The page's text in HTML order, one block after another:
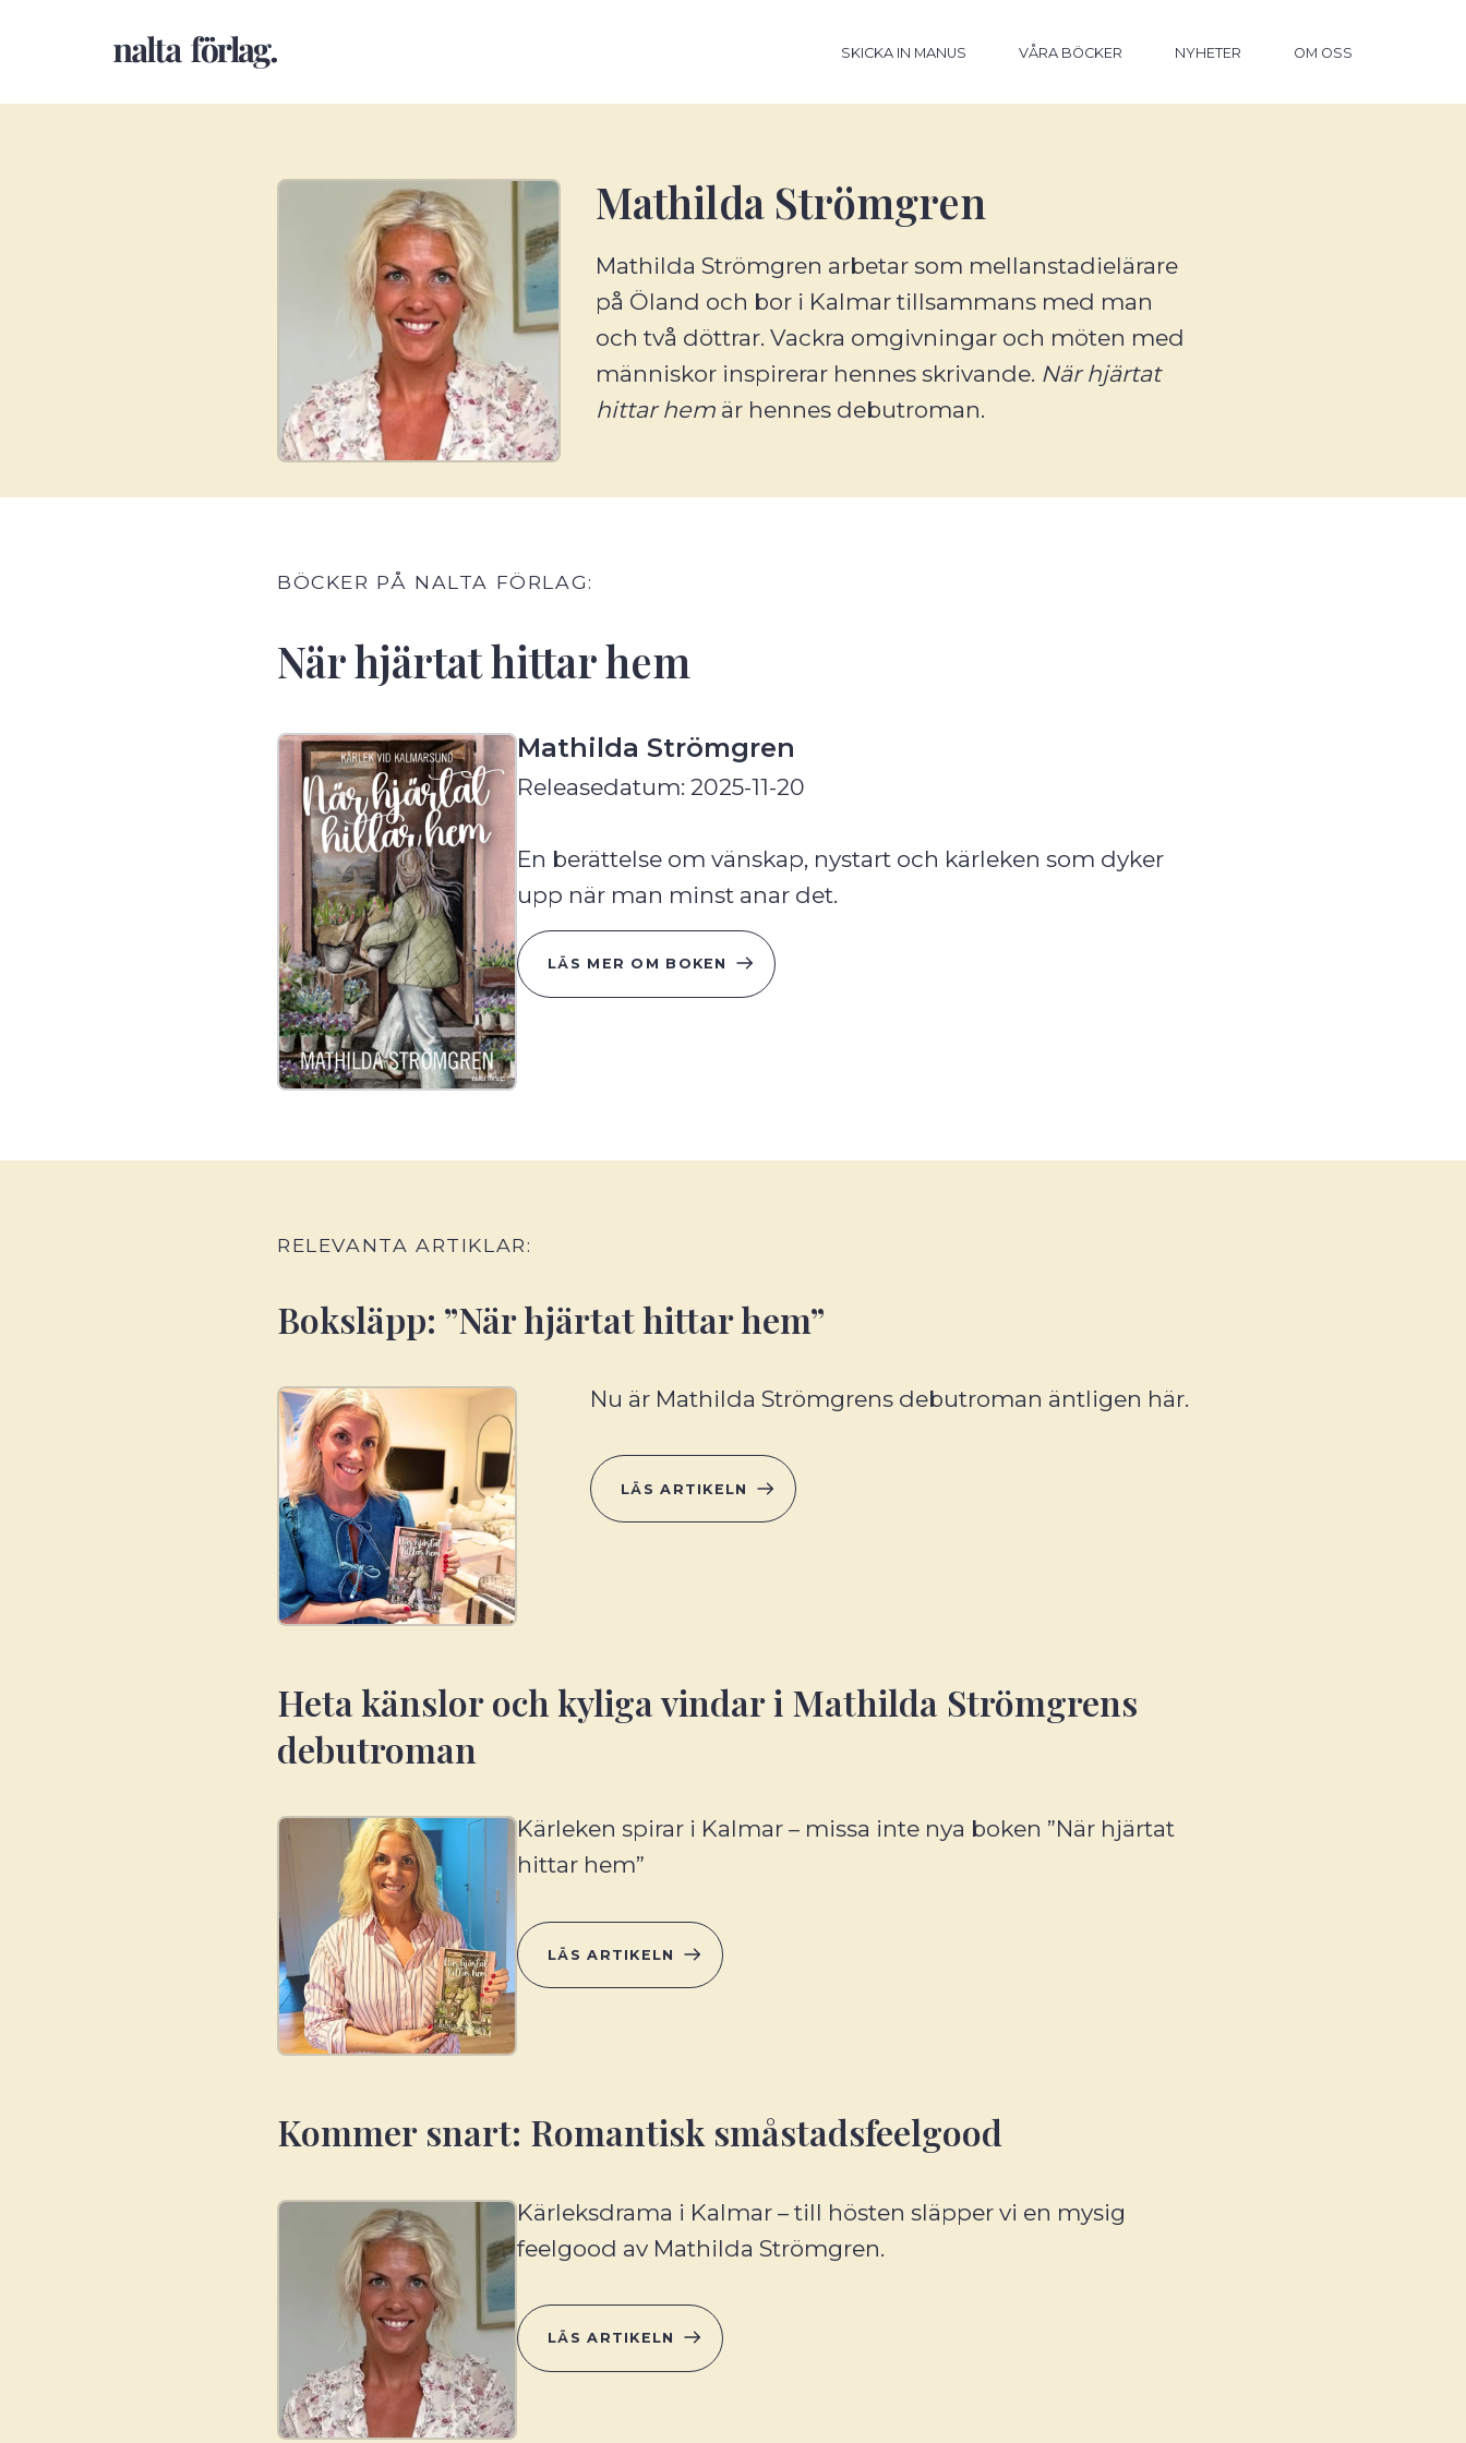
SKICKA IN MANUS VÅRA BÖCKER NYHETER OM OSS
Mathilda Strömgren
Mathilda Strömgren arbetar som mellanstadielärare
på Öland och bor i Kalmar tillsammans med man
och två döttrar. Vackra omgivningar och möten med
människor inspirerar hennes skrivande. När hjärtat
hittar hem är hennes debutroman.
BÖCKER PÅ NALTA FÖRLAG:
När hjärtat hittar hem
Mathilda Strömgren
Releasedatum: 2025-11-20
En berättelse om vänskap, nystart och kärleken som dyker
upp när man minst anar det.
LÄS MER OM BOKEN
RELEVANTA ARTIKLAR:
Boksläpp: ”När hjärtat hittar hem”
Nu är Mathilda Strömgrens debutroman äntligen här.
LÄS ARTIKELN
Heta känslor och kyliga vindar i Mathilda Strömgrens
debutroman
Kärleken spirar i Kalmar – missa inte nya boken ”När hjärtat
hittar hem”
LÄS ARTIKELN
Kommer snart: Romantisk småstadsfeelgood
Kärleksdrama i Kalmar – till hösten släpper vi en mysig
feelgood av Mathilda Strömgren.
LÄS ARTIKELN